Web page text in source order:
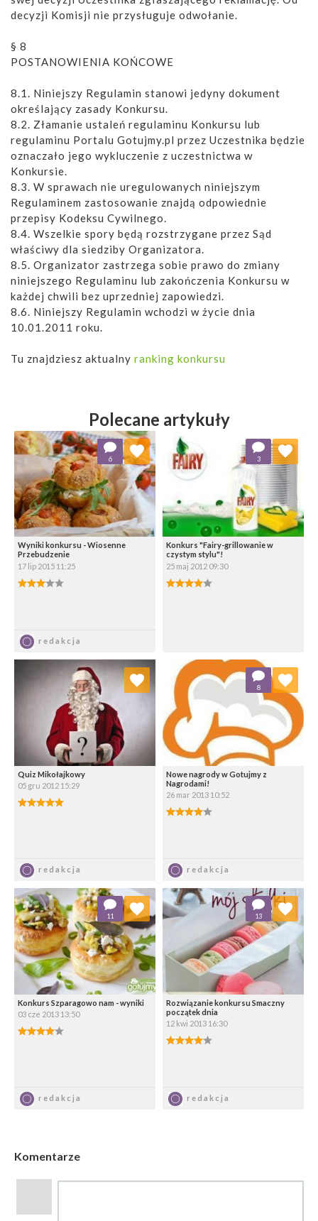
decyzji Komisji nie przysługuje odwołanie.
§ 8
POSTANOWIENIA KOŃCOWE
8.1. Niniejszy Regulamin stanowi jedyny dokument
określający zasady Konkursu.
8.2. Złamanie ustaleń regulaminu Konkursu lub
regulaminu Portalu Gotujmy.pl przez Uczestnika będzie
oznaczało jego wykluczenie z uczestnictwa w
Konkursie.
8.3. W sprawach nie uregulowanych niniejszym
Regulaminem zastosowanie znajdą odpowiednie
przepisy Kodeksu Cywilnego.
8.4. Wszelkie spory będą rozstrzygane przez Sąd
właściwy dla siedziby Organizatora.
8.5. Organizator zastrzega sobie prawo do zmiany
niniejszego Regulaminu lub zakończenia Konkursu w
każdej chwili bez uprzedniej zapowiedzi.
8.6. Niniejszy Regulamin wchodzi w życie dnia
10.01.2011 roku.
Tu znajdziesz aktualny ranking konkursu
Polecane artykuły
Wyniki konkursu - Wiosenne
Przebudzenie
17 lip 2015 11:25
3.00/5
redakcja
6
Dodaj do ulubionych
Wybierz listę:
Konkurs "Fairy-grillowanie w
czystym stylu"!
25 maj 2012 09:30
4.00/5
3
Dodaj do ulubionych
Wybierz listę:
Quiz Mikołajkowy
05 gru 2012 15:29
5.00/5
redakcja
Dodaj do ulubionych
Wybierz listę:
Nowe nagrody w Gotujmy z
Nagrodami!
26 mar 2013 10:52
4.00/5
redakcja
8
Dodaj do ulubionych
Wybierz listę:
Konkurs Szparagowo nam - wyniki
03 cze 2013 13:50
4.00/5
redakcja
11
Dodaj do ulubionych
Wybierz listę:
Rozwiązanie konkursu Smaczny
początek dnia
12 kwi 2013 16:30
4.00/5
redakcja
13
Dodaj do ulubionych
Wybierz listę:
Komentarze